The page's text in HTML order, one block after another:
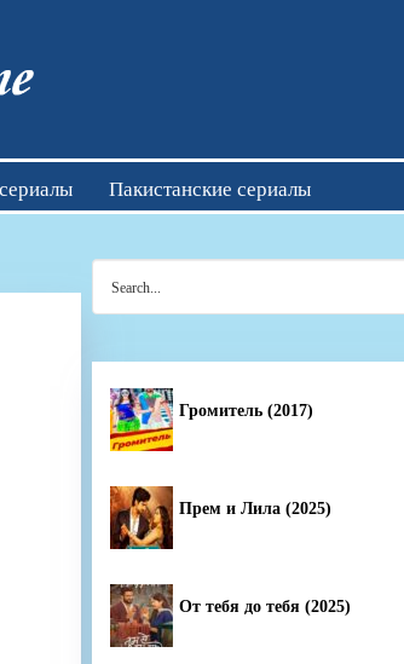
онлайн
Пакистанские сериалы
for:
Громитель (2017)
Прем и Лила (2025)
От тебя до тебя (2025)